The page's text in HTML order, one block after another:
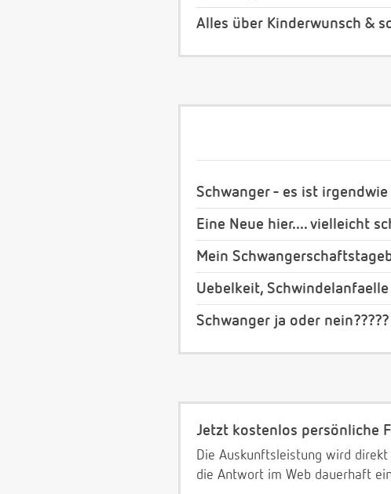
Alles über Kinderwunsch &
Schwanger - es ist
Eine Neue hier.... vielleicht
Mein
Uebelkeit,
Schwanger ja oder nein?????
Jetzt kostenlos persönliche
Die Auskunftsleistung wird
die Antwort im Web dauerhaft